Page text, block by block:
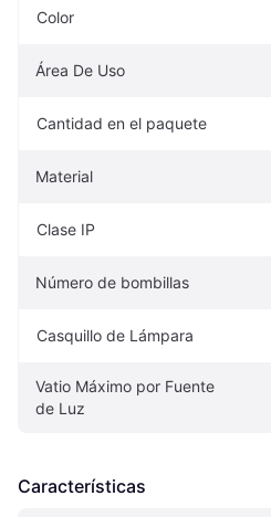
Color
Área De Uso
Cantidad en el paquete
Material
Clase IP
Número de bombillas
Casquillo de Lámpara
Vatio Máximo por Fuente
de Luz
Características